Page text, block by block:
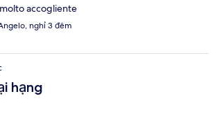
accogliente
nghỉ 3 đêm
hạng